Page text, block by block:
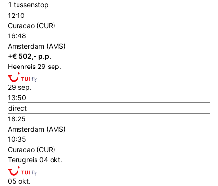
1 tussenstop
12:10
Curacao (CUR)
16:48
Amsterdam (AMS)
+€ 502,- p.p.
Heenreis 29 sep.
29 sep.
13:50
direct
18:25
Amsterdam (AMS)
10:35
Curacao (CUR)
Terugreis 04 okt.
05 okt.